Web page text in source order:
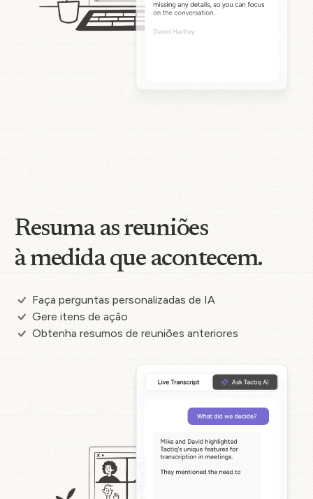
Resuma as reuniões
à medida que acontecem.
Faça perguntas personalizadas de IA
Gere itens de ação
Obtenha resumos de reuniões anteriores